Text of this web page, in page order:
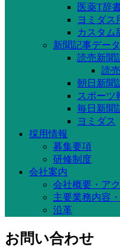
医薬T辞
ヨミダス
カスタム
新聞記事デー
読売新聞
読
朝日新聞
スポーツ
毎日新聞
ヨミダス
採用情報
募集要項
研修制度
会社案内
会社概要・ア
主要業務内容
沿革
お問い合わせ